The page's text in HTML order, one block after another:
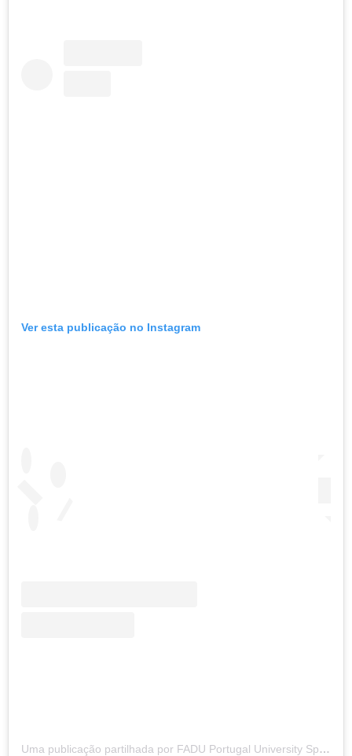
Ver esta publicação no Instagram
Uma publicação partilhada por FADU Portugal University Sports (@faduportugal)